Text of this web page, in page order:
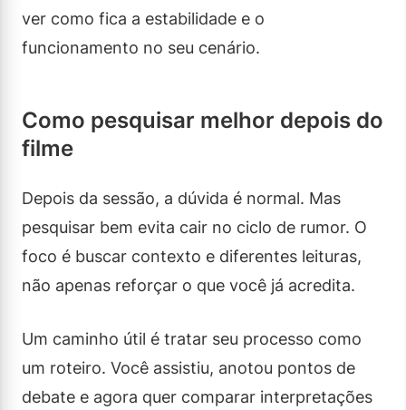
ver como fica a estabilidade e o
funcionamento no seu cenário.
Como pesquisar melhor depois do
filme
Depois da sessão, a dúvida é normal. Mas
pesquisar bem evita cair no ciclo de rumor. O
foco é buscar contexto e diferentes leituras,
não apenas reforçar o que você já acredita.
Um caminho útil é tratar seu processo como
um roteiro. Você assistiu, anotou pontos de
debate e agora quer comparar interpretações